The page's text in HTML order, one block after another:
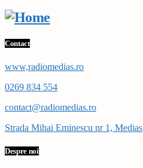
Contact
www,radiomedias.ro
0269 834 554
contact@radiomedias.ro
Strada Mihai Eminescu nr 1, Medias
Despre noi